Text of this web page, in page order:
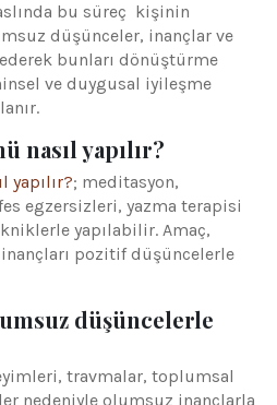
bu süreç kişinin
düşünceler, inançlar ve
bunları dönüştürme
ve duygusal iyileşme
nasıl yapılır?
yapılır?; meditasyon,
egzersizleri, yazma terapisi
yapılabilir. Amaç,
pozitif düşüncelerle
düşüncelerle
travmalar, toplumsal
nedeniyle olumsuz inançlarla